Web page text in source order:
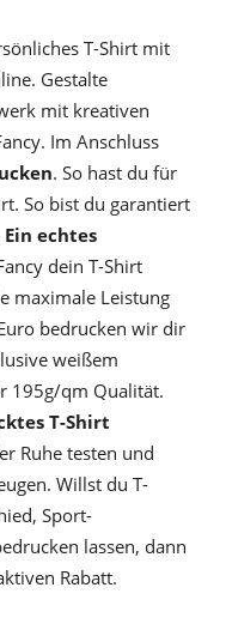
T-Shirt mit
Gestalte
mit kreativen
Im Anschluss
. So hast du für
So bist du garantiert
Ein echtes
dein T-Shirt
maximale Leistung
bedrucken wir dir
weißem
195g/qm Qualität.
T-Shirt
Ruhe testen und
Willst du T-
Sport-
lassen, dann
Rabatt.